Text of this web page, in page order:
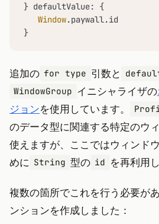
} defaultValue: {
Window.paywall.id
}
追加の for type 引数と
WindowGroup イニシャライザの
ジョンを使用しています。
のデータ型に関連する特定のウ
使えますが、ここではウィンド
めに String 型の id を再利用
複数の箇所でこれを行う必要が
ンションを作成しました：